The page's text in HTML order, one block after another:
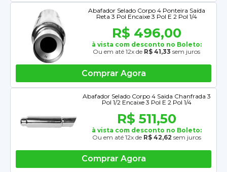
Abafador Selado Corpo 4 Ponteira Saída
Reta 3 Pol Encaixe 3 Pol E 2 Pol 1/4
R$ 496,00
à vista com desconto no Boleto:
Ou em até 12x de R$ 41,33 sem juros
Comprar Agora
Abafador Selado Corpo 4 Saida Chanfrada 3
Pol 1/2 Encaixe 3 Pol E 2 Pol 1/4
R$ 511,50
à vista com desconto no Boleto:
Ou em até 12x de R$ 42,62 sem juros
Comprar Agora